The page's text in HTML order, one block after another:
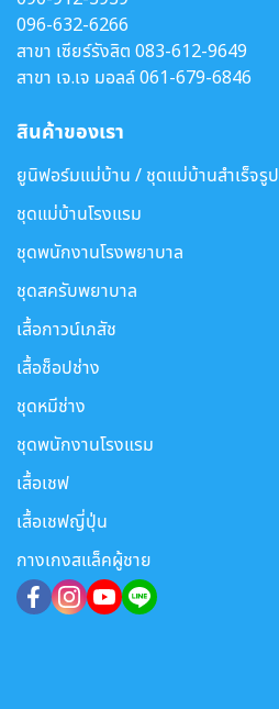
096-632-6266
สาขา เซียร์รังสิต 083-612-9649
สาขา เจ.เจ มอลล์061-679-6846
สินค้าของเรา
ยูนิฟอร์มแม่บ้าน / ชุดแม่บ้านสำเร็จรูป
ชุดแม่บ้านโรงแรม
ชุดพนักงานโรงพยาบาล
ชุดสครับพยาบาล
เสื้อกาวน์เภสัช
เสื้อช็อปช่าง
ชุดหมีช่าง
ชุดพนักงานโรงแรม
เสื้อเชฟ
เสื้อเชฟญี่ปุ่น
กางเกงสแล็คผู้ชาย